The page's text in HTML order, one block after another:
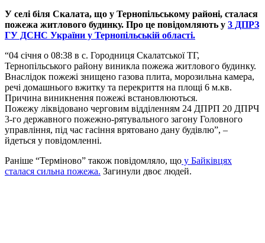
У селі біля Скалата, що у Тернопільському районі, сталася
пожежа житлового будинку. Про це повідомляють у 3 ДПРЗ
ГУ ДСНС України у Тернопільській області.
“04 січня о 08:38 в с. Городниця Скалатської ТГ,
Тернопільського району виникла пожежа житлового будинку.
Внаслідок пожежі знищено газова плита, морозильна камера,
речі домашнього вжитку та перекриття на площі 6 м.кв.
Причина виникнення пожежі встановлюються.
Пожежу ліквідовано черговим відділенням 24 ДПРП 20 ДПРЧ
3-го державного пожежно-рятувального загону Головного
управління, під час гасіння врятовано дану будівлю”, –
йдеться у повідомленні.
Раніше “Терміново” також повідомляло, що у Байківцях
сталася сильна пожежа. Загинули двоє людей.